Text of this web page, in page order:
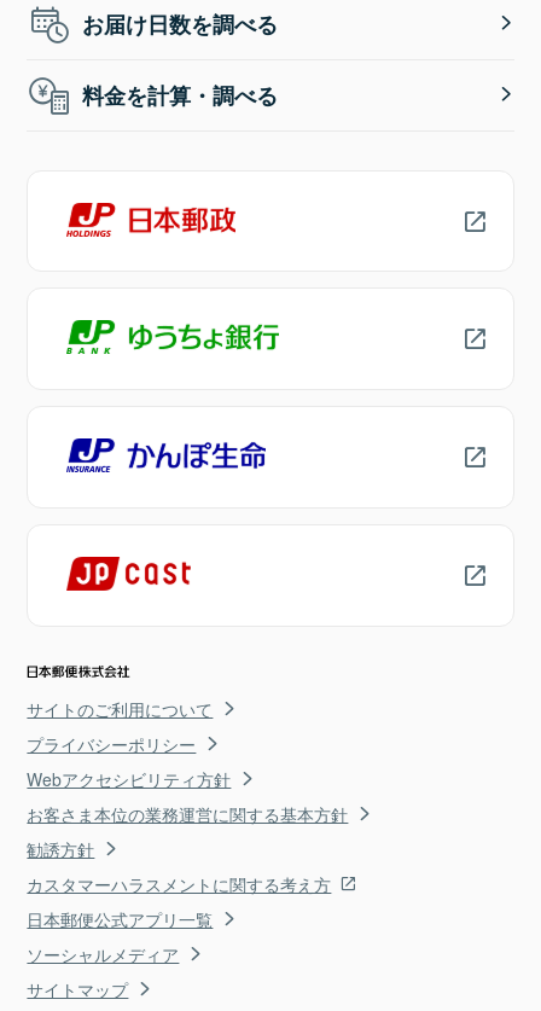
お届け日数を調べる
料金を計算・調べる
サイトのご利用について
プライバシーポリシー
Webアクセシビリティ方針
お客さま本位の業務運営に関する基本方針
勧誘方針
カスタマーハラスメントに関する考え方
日本郵便公式アプリ一覧
ソーシャルメディア
サイトマップ